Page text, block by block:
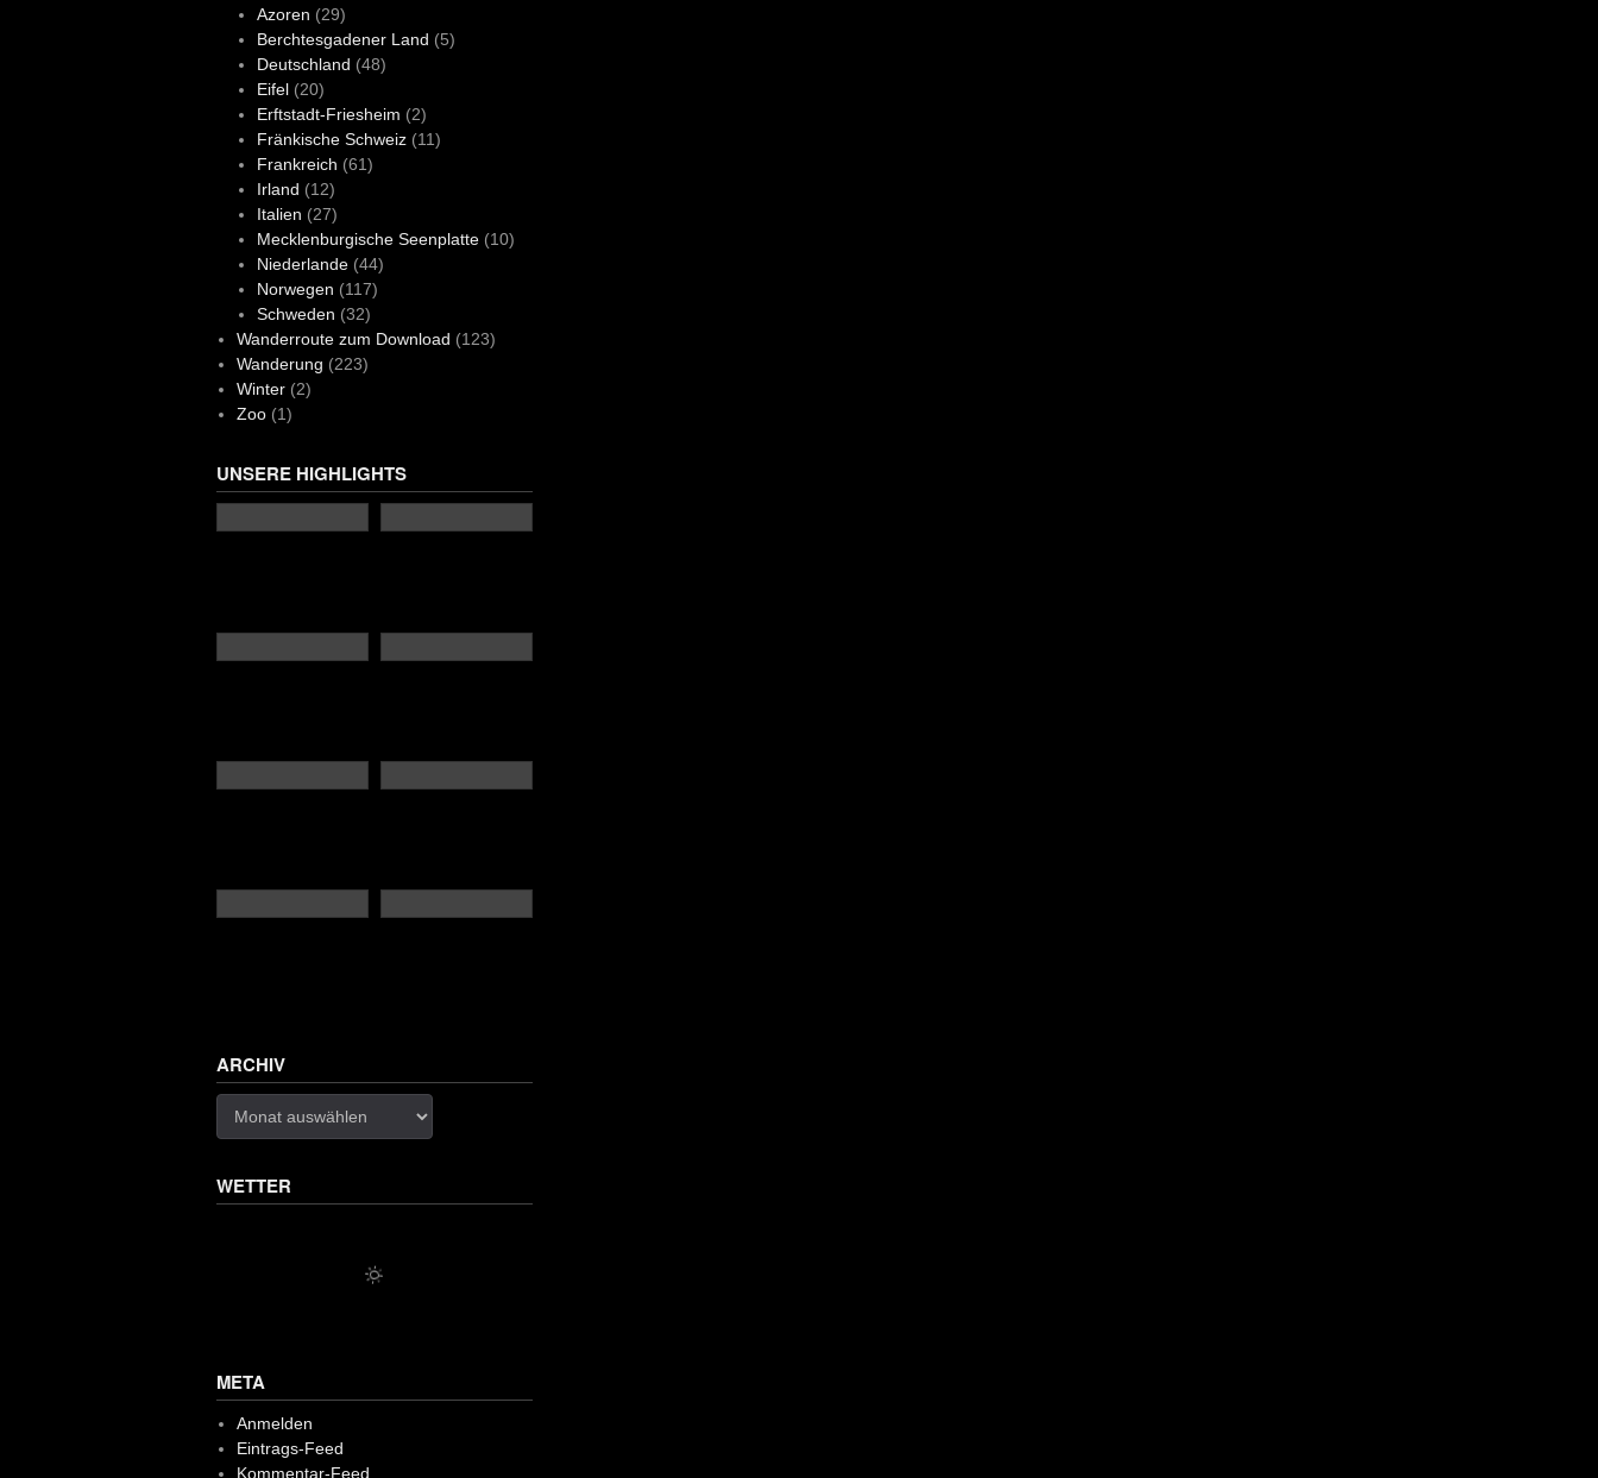
Azoren (29)
Berchtesgadener Land (5)
Deutschland (48)
Eifel(20)
Erftstadt-Friesheim (2)
Fränkische Schweiz(11)
Frankreich (61)
Irland (12)
Italien (27)
Mecklenburgische Seenplatte(10)
Niederlande(44)
Norwegen (117)
Schweden (32)
Wanderroute zum Download (123)
Wanderung (223)
Winter(2)
Zoo(1)
UNSERE HIGHLIGHTS
ARCHIV
WETTER
META
Anmelden
Eintrags-Feed
Kommentar-Feed